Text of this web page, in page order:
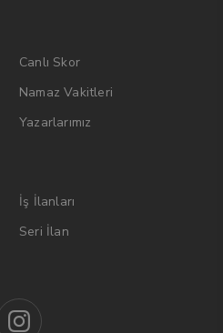
Canlı Skor
Namaz Vakitleri
Yazarlarımız
İş İlanları
Seri İlan